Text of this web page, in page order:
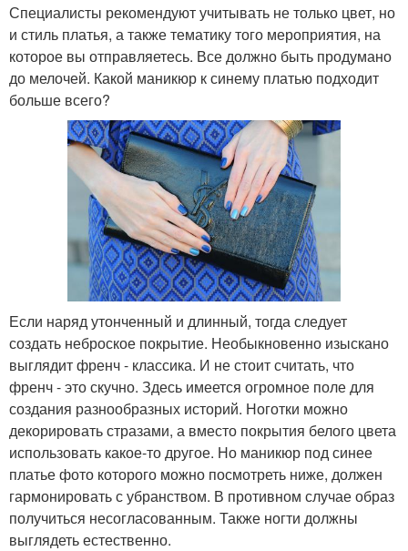
Специалисты рекомендуют учитывать не только цвет, но
и стиль платья, а также тематику того мероприятия, на
которое вы отправляетесь. Все должно быть продумано
до мелочей. Какой маникюр к синему платью подходит
больше всего?
Если наряд утонченный и длинный, тогда следует
создать неброское покрытие. Необыкновенно изыскано
выглядит френч - классика. И не стоит считать, что
френч - это скучно. Здесь имеется огромное поле для
создания разнообразных историй. Ноготки можно
декорировать стразами, а вместо покрытия белого цвета
использовать какое-то другое. Но маникюр под синее
платье фото которого можно посмотреть ниже, должен
гармонировать с убранством. В противном случае образ
получиться несогласованным. Также ногти должны
выглядеть естественно.